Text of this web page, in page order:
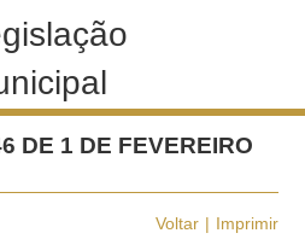
DE 1 DE FEVEREIRO
Voltar Imprimir